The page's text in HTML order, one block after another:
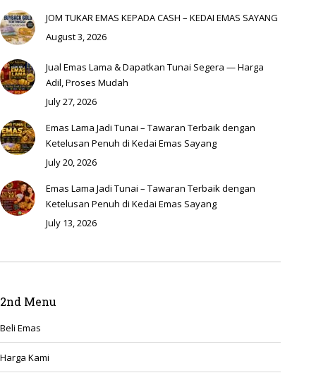
JOM TUKAR EMAS KEPADA CASH – KEDAI EMAS SAYANG
August 3, 2026
Jual Emas Lama & Dapatkan Tunai Segera — Harga
Adil, Proses Mudah
July 27, 2026
Emas Lama Jadi Tunai – Tawaran Terbaik dengan
Ketelusan Penuh di Kedai Emas Sayang
July 20, 2026
Emas Lama Jadi Tunai – Tawaran Terbaik dengan
Ketelusan Penuh di Kedai Emas Sayang
July 13, 2026
2nd Menu
Beli Emas
Harga Kami